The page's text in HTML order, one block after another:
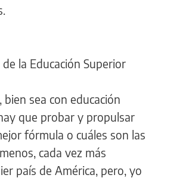
la Educación Superior
sea con educación
que probar y propulsar
fórmula o cuáles son las
cada vez más
país de América, pero, yo